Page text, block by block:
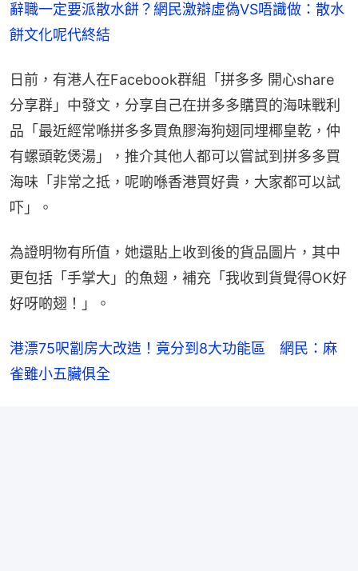
辭職一定要派散水餅？網民激辯虛偽VS唔識做：散水
餅文化呢代終結
日前，有港人在Facebook群組「拼多多 開心share
分享群」中發文，分享自己在拼多多購買的海味戰利
品「最近經常喺拼多多買魚膠海狗翅同埋椰皇乾，仲
有螺頭乾煲湯」，推介其他人都可以嘗試到拼多多買
海味「非常之抵，呢啲喺香港買好貴，大家都可以試
吓」。
為證明物有所值，她還貼上收到後的貨品圖片，其中
更包括「手掌大」的魚翅，補充「我收到貨覺得OK好
好呀啲翅！」。
港漂75呎劏房大改造！竟分到8大功能區　網民：麻
雀雖小五臟俱全